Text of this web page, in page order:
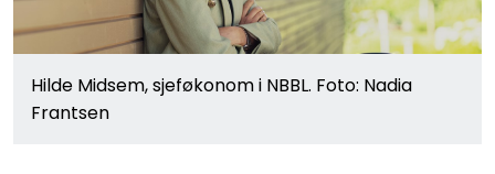
Hilde Midsem, sjeføkonom i NBBL. Foto: Nadia
Frantsen